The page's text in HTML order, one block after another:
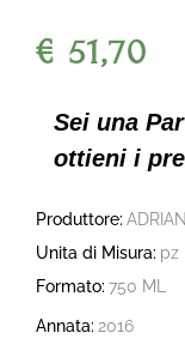
€ 51,70
Sei una
ottieni i
Produttore:
Unita di Misura: pz
Formato: 750 ML
Annata: 2016